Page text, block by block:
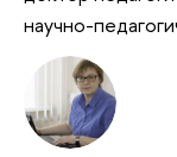
научно-